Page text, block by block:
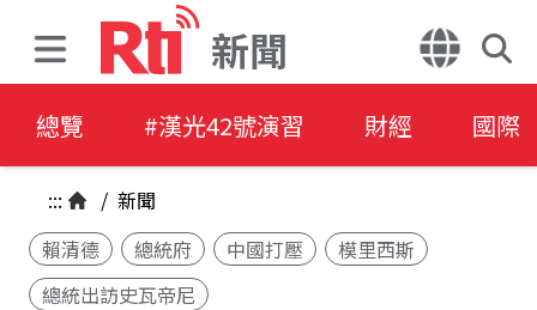
新聞
總覽 #漢光42號演習 財經 國際
::: / 新聞
賴清德
總統府 中國打壓
模里西斯
總統出訪史瓦帝尼